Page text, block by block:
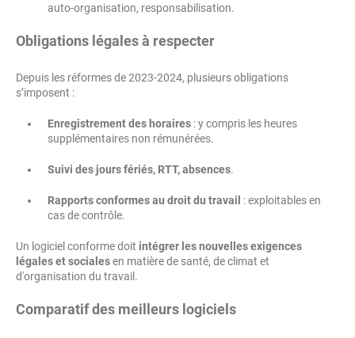
auto-organisation, responsabilisation.
Obligations légales à respecter
Depuis les réformes de 2023-2024, plusieurs obligations
s’imposent :
Enregistrement des horaires : y compris les heures
supplémentaires non rémunérées.
Suivi des jours fériés, RTT, absences.
Rapports conformes au droit du travail : exploitables en
cas de contrôle.
Un logiciel conforme doit intégrer les nouvelles exigences
légales et socialesen matière de santé, de climat et
d'organisation du travail.
Comparatif des meilleurs logiciels